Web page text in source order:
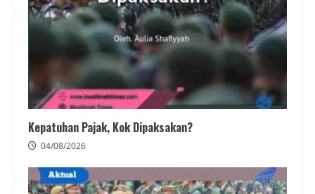
Kepatuhan Pajak, Kok Dipaksakan?
04/08/2026